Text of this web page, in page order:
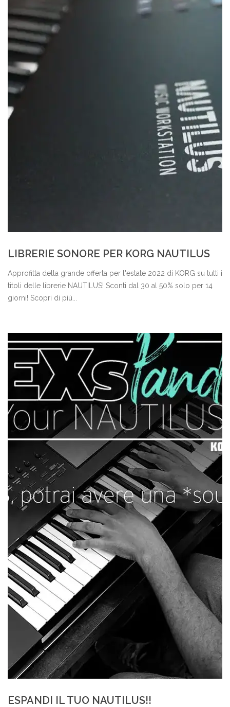
LIBRERIE SONORE PER KORG NAUTILUS
Approfitta della grande offerta per l'estate 2022 di KORG su tutti i
titoli delle librerie NAUTILUS! Sconti dal 30 al 50% solo per 14
giorni! Scopri di più...
ESPANDI IL TUO NAUTILUS!!